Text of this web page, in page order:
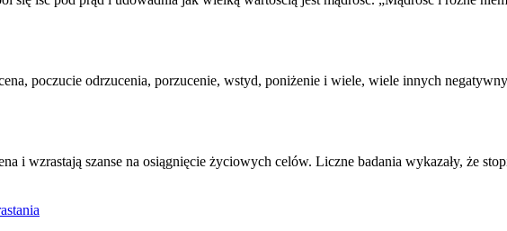
, poczucie odrzucenia, porzucenie, wstyd, poniżenie i wiele, wiele innych
i wzrastają szanse na osiągnięcie życiowych celów. Liczne badania wykazały, że